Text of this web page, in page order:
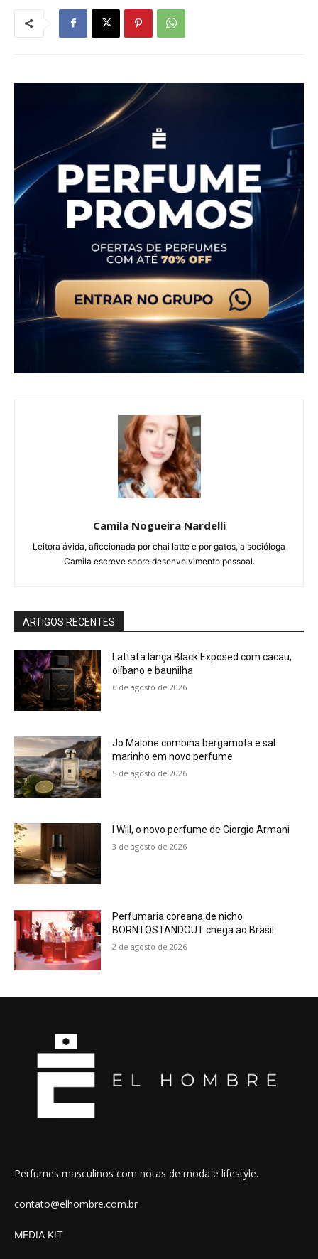
Camila Nogueira Nardelli
Leitora ávida, aficcionada por chai latte e por gatos, a socióloga
Camila escreve sobre desenvolvimento pessoal.
ARTIGOS RECENTES
Lattafa lança Black Exposed com cacau,
olíbano e baunilha
6 de agosto de 2026
Jo Malone combina bergamota e sal
marinho em novo perfume
5 de agosto de 2026
I Will, o novo perfume de Giorgio Armani
3 de agosto de 2026
Perfumaria coreana de nicho
BORNTOSTANDOUT chega ao Brasil
2 de agosto de 2026
Perfumes masculinos com notas de moda e lifestyle.
contato@elhombre.com.br
MEDIA KIT